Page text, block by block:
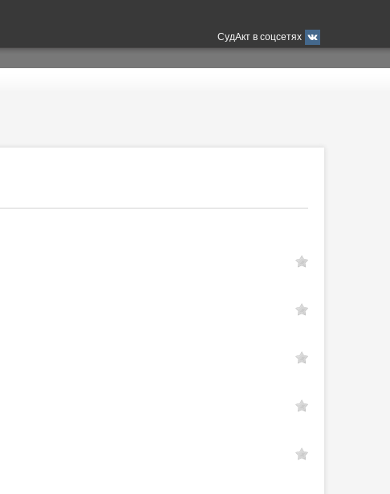
СудАкт в соцсетях